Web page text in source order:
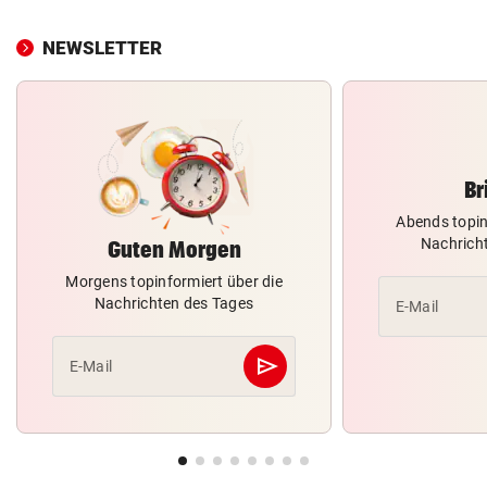
NEWSLETTER
Guten Morgen
Morgens topinformiert über die
Nachrichten des Tages
E-Mail send
Abschicken
Abends
E-Mail